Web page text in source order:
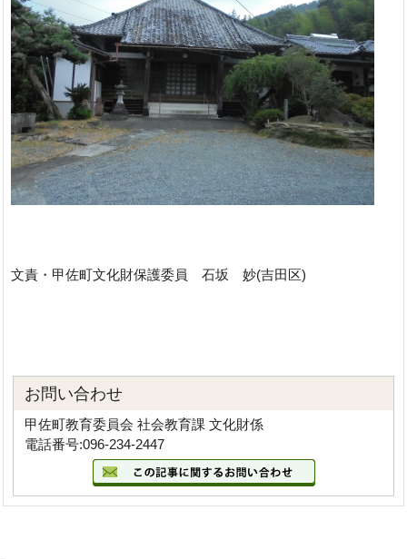
文責・甲佐町文化財保護委員 石坂 妙(吉田区)
お問い合わせ
甲佐町教育委員会 社会教育課 文化財係
電話番号:096-234-2447